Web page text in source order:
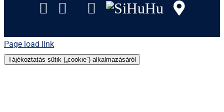
Facebook
Instagram
Tripadvisor
YouTube
SiHuHu
Page load link
Tájékoztatás sütik („cookie”) alkalmazásáról